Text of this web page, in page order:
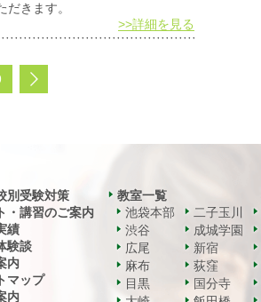
きます。
>>詳細を見る
別受験対策
・講習のご案内
績
験談
内
マップ
内
教室一覧
池袋本部
渋谷
広尾
麻布
目黒
二子玉川
成城学園
新宿
荻窪
国分寺